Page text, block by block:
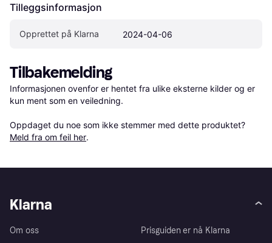
Tilleggsinformasjon
Opprettet på Klarna 2024-04-06
Tilbakemelding
Informasjonen ovenfor er hentet fra ulike eksterne kilder og er
kun ment som en veiledning.
Oppdaget du noe som ikke stemmer med dette produktet?
Meld fra om feil her.
Klarna
Om oss
Prisguiden er nå Klarna